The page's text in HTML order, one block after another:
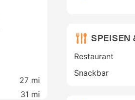
27 mi
31 mi
SPEISEN
Restaurant
Snackbar